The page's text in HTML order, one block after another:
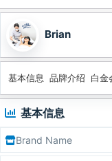
Brian
基本信息 品牌介绍 白金
基本信息
Brand Name